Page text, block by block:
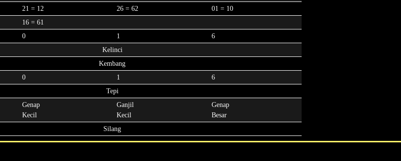
21 = 12 26 = 62
01 = 10
16 = 61
0 1
6
Kelinci
Kembang
0 1
6
Tepi
Genap
Kecil
Ganjil
Kecil
Genap
Besar
Silang